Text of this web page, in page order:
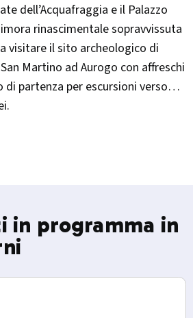
dell’Acquafraggia e il Palazzo
rinascimentale sopravvissuta
visitare il sito archeologico di
Martino ad Aurogo con affreschi
di partenza per escursioni verso
in programma in